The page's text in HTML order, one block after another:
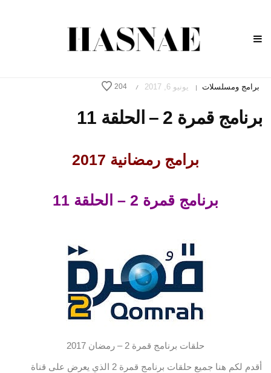
برامج ومسلسلات | يونيو 6, 2017 /
204
برنامج قمرة 2 – الحلقة 11
برامج رمضانية 2017
برنامج قمرة 2 – الحلقة 11
حلقات برنامج قمرة 2 – رمضان 2017
أقدم لكم هنا جميع حلقات برنامج قمرة 2 الذي يعرض على قناة